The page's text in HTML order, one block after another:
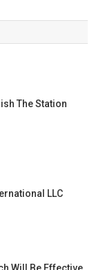
The Station
LLC